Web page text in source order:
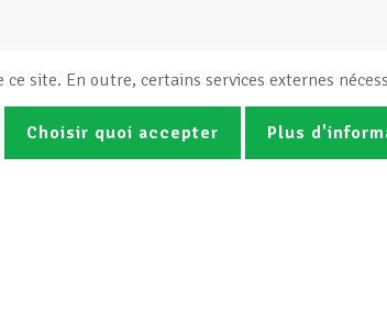
site. En outre, certains services externes
Choisir quoi accepter Plus